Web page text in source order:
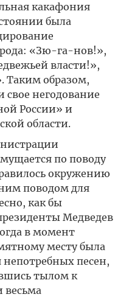
какафония
была
«Зю-га-нов!»,
власти!»,
Таким образом,
свое негодование
России» и
области.
по поводу
окружению
поводом для
как бы
Медведев
в момент
месту была
песен,
тылом к
весьма